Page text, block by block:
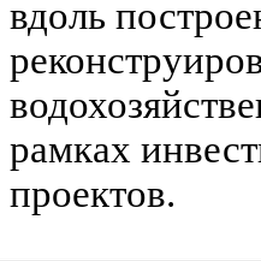
вдоль
рамках
проектов.